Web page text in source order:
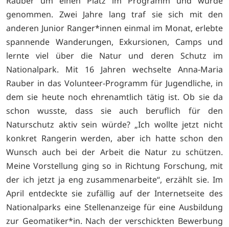
genommen. Zwei Jahre lang traf sie sich mit den
anderen Junior Ranger*innen einmal im Monat, erlebte
spannende Wanderungen, Exkursionen, Camps und
lernte viel über die Natur und deren Schutz im
Nationalpark. Mit 16 Jahren wechselte Anna-Maria
Rauber in das Volunteer-Programm für Jugendliche, in
dem sie heute noch ehrenamtlich tätig ist. Ob sie da
schon wusste, dass sie auch beruflich für den
Naturschutz aktiv sein würde? „Ich wollte jetzt nicht
konkret Rangerin werden, aber ich hatte schon den
Wunsch auch bei der Arbeit die Natur zu schützen.
Meine Vorstellung ging so in Richtung Forschung, mit
der ich jetzt ja eng zusammenarbeite“, erzählt sie. Im
April entdeckte sie zufällig auf der Internetseite des
Nationalparks eine Stellenanzeige für eine Ausbildung
zur Geomatiker*in. Nach der verschickten Bewerbung